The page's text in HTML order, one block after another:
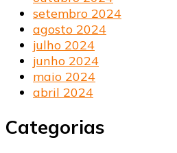
setembro 2024
agosto 2024
julho 2024
junho 2024
maio 2024
abril 2024
Categorias